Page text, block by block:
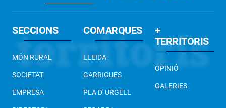
SECCIONS
MÓN RURAL
SOCIETAT
EMPRESA
COMARQUES
LLEIDA
GARRIGUES
PLA D' URGELL
+
TERRITORIS
OPINIÓ
GALERIES